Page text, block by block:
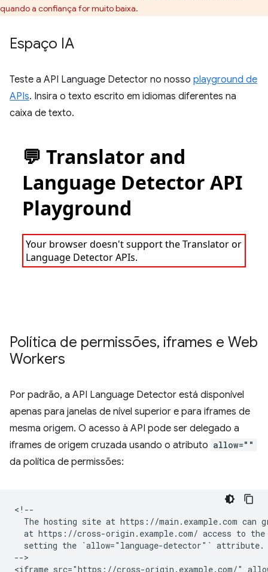
quando a confiança for muito baixa.
Espaço IA
Teste a API Language Detector no nosso playground de
APIs. Insira o texto escrito em idiomas diferentes na
caixa de texto.
Política de permissões, iframes e Web
Workers
Por padrão, a API Language Detector está disponível
apenas para janelas de nível superior e para iframes de
mesma origem. O acesso à API pode ser delegado a
iframes de origem cruzada usando o atributo allow=""
da política de permissões:
<!--
The hosting site at https://main.example.com can
at https://cross-origin.example.com/ access to
  setting the `allow="language-detector"` attribute.
-->